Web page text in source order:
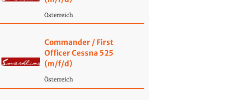
Österreich
Commander / First
Officer Cessna 525
(m/f/d)
Österreich